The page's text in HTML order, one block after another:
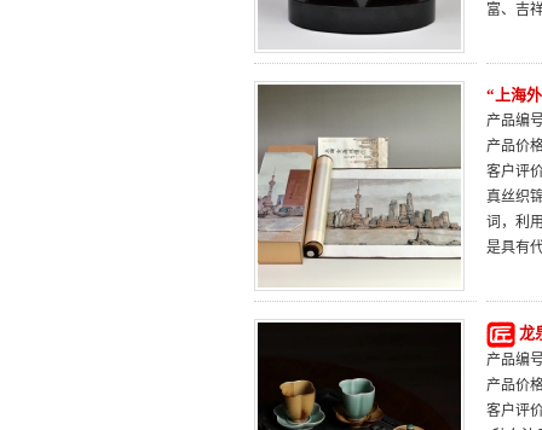
富、吉
“上海
产品编
产品价
客户评
真丝织
词，利
是具有
龙
产品编
产品价
客户评